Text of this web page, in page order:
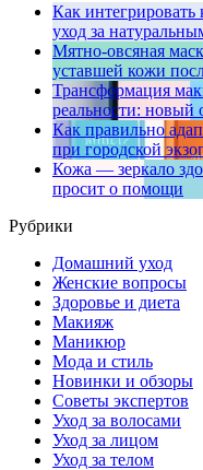
Как интегрировать
уход за
Мятно-овсяная
уставшей кожи
Трансформация
реальности: новый
Как правильно
при городской
Кожа — зеркало
просит о помощи
Рубрики
Домашний уход
Женские вопросы
Здоровье и диета
Макияж
Маникюр
Мода и стиль
Новинки и обзоры
Советы экспертов
Уход за волосами
Уход за лицом
Уход за телом